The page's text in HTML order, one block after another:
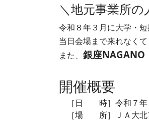
＼地元事業所
令和８年３月に大学・
当日会場まで来れなくて
また、 銀座NAGANO
開催概要
［日 時］令和７年
［場 所］ＪＡ大北